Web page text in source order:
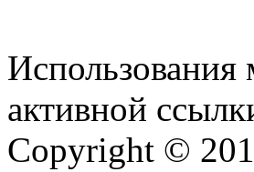
Использования
активной
Copyright ©